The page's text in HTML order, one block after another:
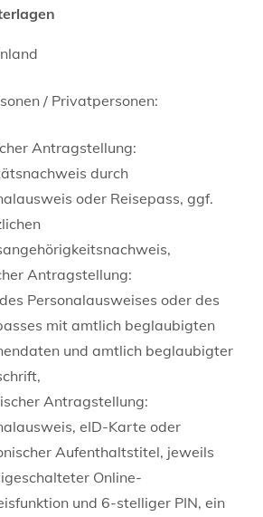
/ Privatpersonen:
Antragstellung:
durch
oder Reisepass, ggf.
Antragstellung:
Personalausweises oder des
mit amtlich beglaubigten
und amtlich beglaubigter
Antragstellung:
eID-Karte oder
Aufenthaltstitel, jeweils
Online-
und 6-stelliger PIN, ein